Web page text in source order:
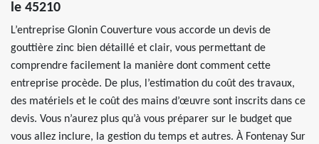
le 45210
L’entreprise Glonin Couverture vous accorde un devis de
gouttière zinc bien détaillé et clair, vous permettant de
comprendre facilement la manière dont comment cette
entreprise procède. De plus, l’estimation du coût des travaux,
des matériels et le coût des mains d’œuvre sont inscrits dans ce
devis. Vous n’aurez plus qu’à vous préparer sur le budget que
vous allez inclure, la gestion du temps et autres. À Fontenay Sur